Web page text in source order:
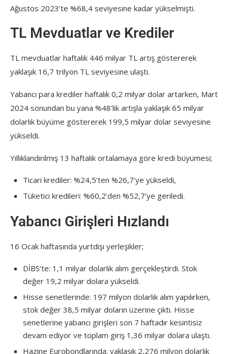
Ağustos 2023’te %68,4 seviyesine kadar yükselmişti.
TL Mevduatlar ve Krediler
TL mevduatlar haftalık 446 milyar TL artış göstererek
yaklaşık 16,7 trilyon TL seviyesine ulaştı.
Yabancı para krediler haftalık 0,2 milyar dolar artarken, Mart
2024 sonundan bu yana %48’lik artışla yaklaşık 65 milyar
dolarlık büyüme göstererek 199,5 milyar dolar seviyesine
yükseldi.
Yıllıklandırılmış 13 haftalık ortalamaya göre kredi büyümesi;
Ticari krediler: %24,5’ten %26,7’ye yükseldi,
Tüketici kredileri: %60,2’den %52,7’ye geriledi.
Yabancı Girişleri Hızlandı
16 Ocak haftasında yurtdışı yerleşikler;
DİBS’te: 1,1 milyar dolarlık alım gerçekleştirdi. Stok
değer 19,2 milyar dolara yükseldi.
Hisse senetlerinde: 197 milyon dolarlık alım yapılırken,
stok değer 38,5 milyar doların üzerine çıktı. Hisse
senetlerine yabancı girişleri son 7 haftadır kesintisiz
devam ediyor ve toplam giriş 1,36 milyar dolara ulaştı.
Hazine Eurobondlarında: yaklaşık 2,276 milyon dolarlık